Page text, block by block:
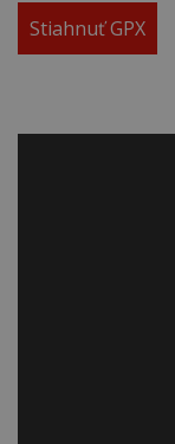
Stiahnuť GPX